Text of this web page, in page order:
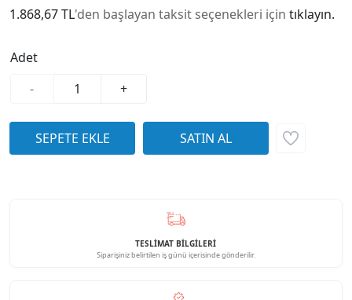
1.868,67 TL'den başlayan taksit seçenekleri için tıklayın.
Adet
-
+
TESLİMAT BİLGİLERİ
Siparişiniz belirtilen iş günü içerisinde gönderilir.